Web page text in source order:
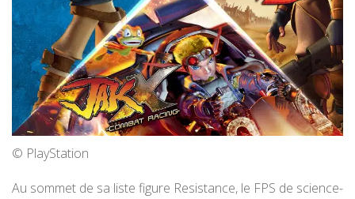
© PlayStation
Au sommet de sa liste figure Resistance, le FPS de science-